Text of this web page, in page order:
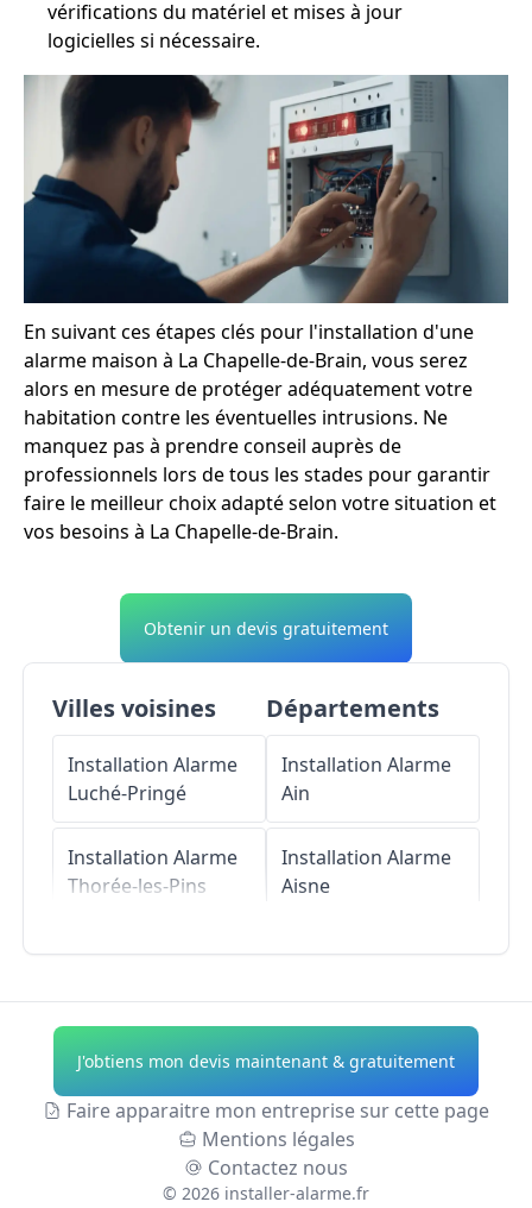
vérifications du matériel et mises à jour
logicielles si nécessaire.
En suivant ces étapes clés pour l'installation d'une
alarme maison à La Chapelle-de-Brain, vous serez
alors en mesure de protéger adéquatement votre
habitation contre les éventuelles intrusions. Ne
manquez pas à prendre conseil auprès de
professionnels lors de tous les stades pour garantir
faire le meilleur choix adapté selon votre situation et
vos besoins à La Chapelle-de-Brain.
Obtenir un devis gratuitement
Villes voisines
Installation Alarme
Luché-Pringé
Installation Alarme
Thorée-les-Pins
Installation Alarme
Saint-Jean-de-la-
Motte
Installation Alarme
Clermont-Créans
Départements
Installation Alarme
Ain
Installation Alarme
Aisne
Installation Alarme
Alpes-de-Haute-
Provence
Installation Alarme
Hautes-Alpes
J'obtiens mon devis maintenant & gratuitement
Faire apparaitre mon entreprise sur cette page
Mentions légales
Contactez nous
© 2026 installer-alarme.fr